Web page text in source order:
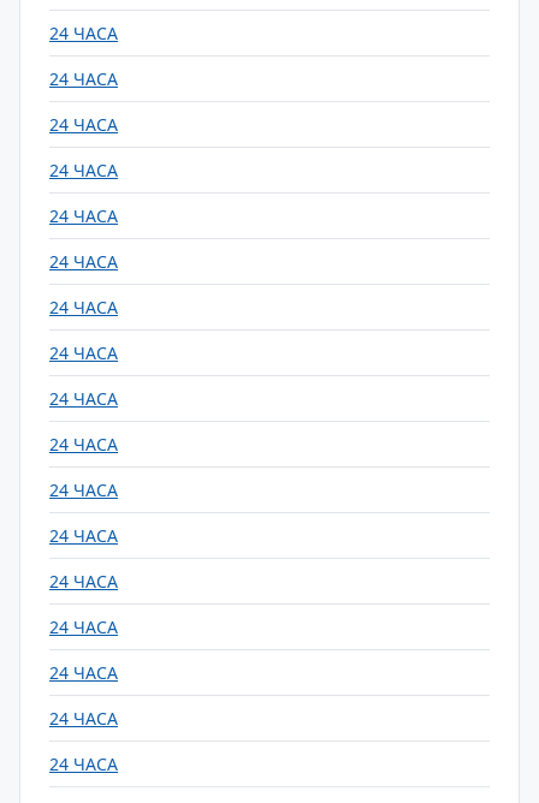
24 ЧАСА
24 ЧАСА
24 ЧАСА
24 ЧАСА
24 ЧАСА
24 ЧАСА
24 ЧАСА
24 ЧАСА
24 ЧАСА
24 ЧАСА
24 ЧАСА
24 ЧАСА
24 ЧАСА
24 ЧАСА
24 ЧАСА
24 ЧАСА
24 ЧАСА